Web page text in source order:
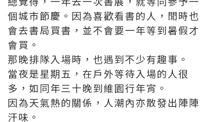
個城市節慶。因為喜歡看書的人，閒時也
會去書局買書，並不會要一年等到暑假才
會買。
那晚排隊入場時，也遇到不少有趣事。
當夜是星期五，在戶外等待入場的人很
多，如同年三十晚到維園行年宵。
因為天氣熱的關係，人潮內亦散發出陣陣
汗味。